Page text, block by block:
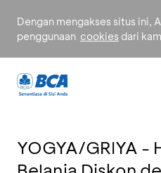
Dengan mengakses situs ini,
penggunaan cookies dari
YOGYA/GRIYA -